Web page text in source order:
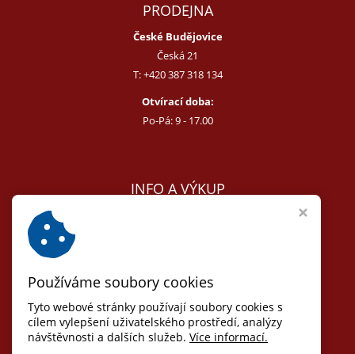
PRODEJNA
České Budějovice
Česká 21
T:+420 387 318 134
Otvírací doba:
Po-Pá: 9 - 17.00
INFO A VÝKUP
Obchodní podmínky
Osobní údaje (GDPR)
Nastavení cookies
Používáme soubory cookies
Tyto webové stránky používají soubory cookies s
cílem vylepšení uživatelského prostředí, analýzy
návštěvnosti a dalších služeb. Více informací.